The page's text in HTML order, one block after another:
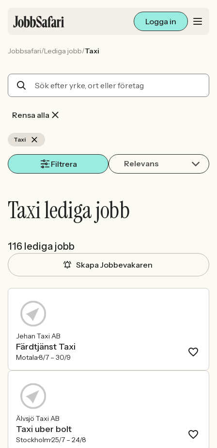
Logga in
Arbetsliv och karriär
Sök med AI
Jobbsafari/Lediga jobb/Taxi
Rensa alla
Taxi
Filtrera Relevans
Taxi lediga jobb
116 lediga jobb
Skapa Jobbevakaren
Jehan Taxi AB
Färdtjänst Taxi
Motala8/7 – 30/9
Älvsjö Taxi AB
Taxi uber bolt
Stockholm25/7 – 24/8